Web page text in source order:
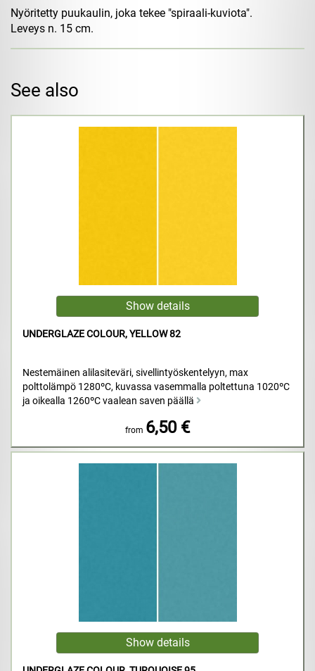
Nyöritetty puukaulin, joka tekee "spiraali-kuviota".
Leveys n. 15 cm.
See also
UNDERGLAZE COLOUR, YELLOW 82
Nestemäinen alilasiteväri, sivellintyöskentelyyn, max
polttolämpö 1280ºC, kuvassa vasemmalla poltettuna 1020ºC
ja oikealla 1260ºC vaalean saven päällä
from 6,50 €